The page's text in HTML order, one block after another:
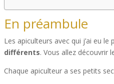
En préambule
Les apiculteurs avec qui j’ai eu
différents. Vous allez découvrir
Chaque apiculteur a ses petits